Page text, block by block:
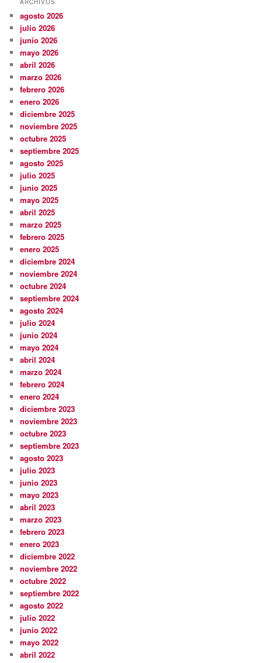
ARCHIVOS
agosto 2026
julio 2026
junio 2026
mayo 2026
abril 2026
marzo 2026
febrero 2026
enero 2026
diciembre 2025
noviembre 2025
octubre 2025
septiembre 2025
agosto 2025
julio 2025
junio 2025
mayo 2025
abril 2025
marzo 2025
febrero 2025
enero 2025
diciembre 2024
noviembre 2024
octubre 2024
septiembre 2024
agosto 2024
julio 2024
junio 2024
mayo 2024
abril 2024
marzo 2024
febrero 2024
enero 2024
diciembre 2023
noviembre 2023
octubre 2023
septiembre 2023
agosto 2023
julio 2023
junio 2023
mayo 2023
abril 2023
marzo 2023
febrero 2023
enero 2023
diciembre 2022
noviembre 2022
octubre 2022
septiembre 2022
agosto 2022
julio 2022
junio 2022
mayo 2022
abril 2022